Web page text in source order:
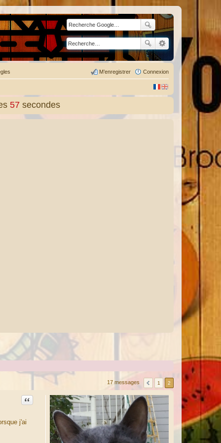
Connexion
M’enregistrer
58 secondes
17 messages 1 2
Citation
j'ai